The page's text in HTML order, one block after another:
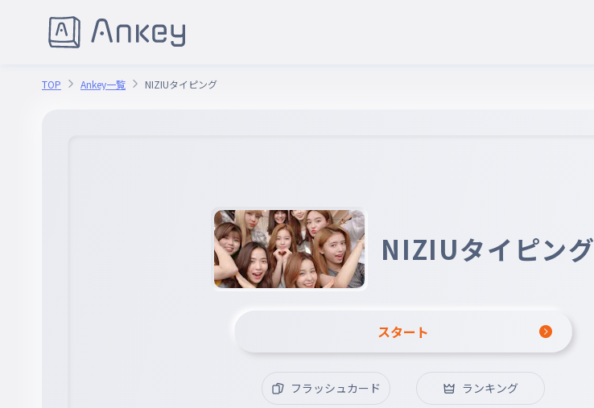
TOP Ankey一覧 NIZIUタイピング
NIZIUタイピング
スタート
フラッシュカード ランキング